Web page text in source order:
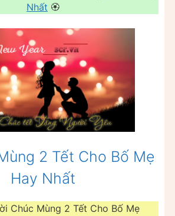
Nhất 🏵
2 Tết Cho Bố Mẹ
Hay Nhất
Chúc Mùng 2 Tết Cho Bố Mẹ